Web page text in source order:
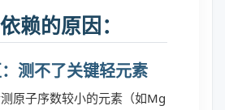
赖的原因：
测不了关键轻元素
原子序数较小的元素（如Mg